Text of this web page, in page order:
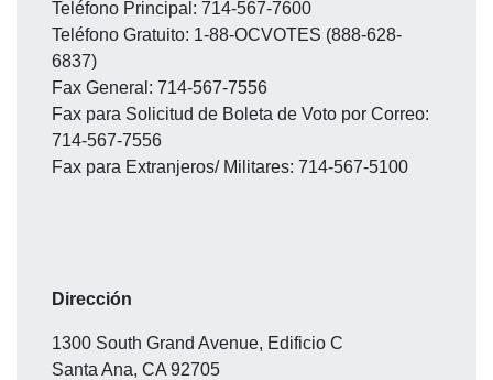
Teléfono Principal: 714-567-7600
Teléfono Gratuito: 1-88-OCVOTES (888-628-
6837)
Fax General: 714-567-7556
Fax para Solicitud de Boleta de Voto por Correo:
714-567-7556
Fax para Extranjeros/ Militares: 714-567-5100
Dirección
1300 South Grand Avenue, Edificio C
Santa Ana, CA 92705